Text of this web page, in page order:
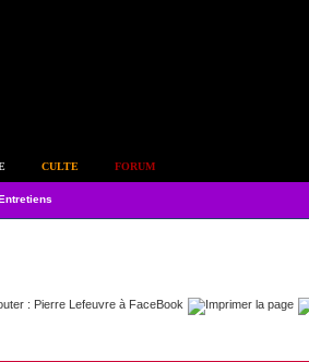
CULTE FORUM